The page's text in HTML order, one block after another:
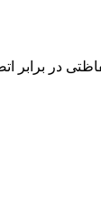
در برابر